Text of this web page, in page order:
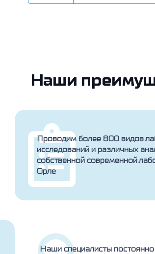
Наши
Проводим более 800 видов
исследований и различных
собственной современной
Орле
Наши специалисты